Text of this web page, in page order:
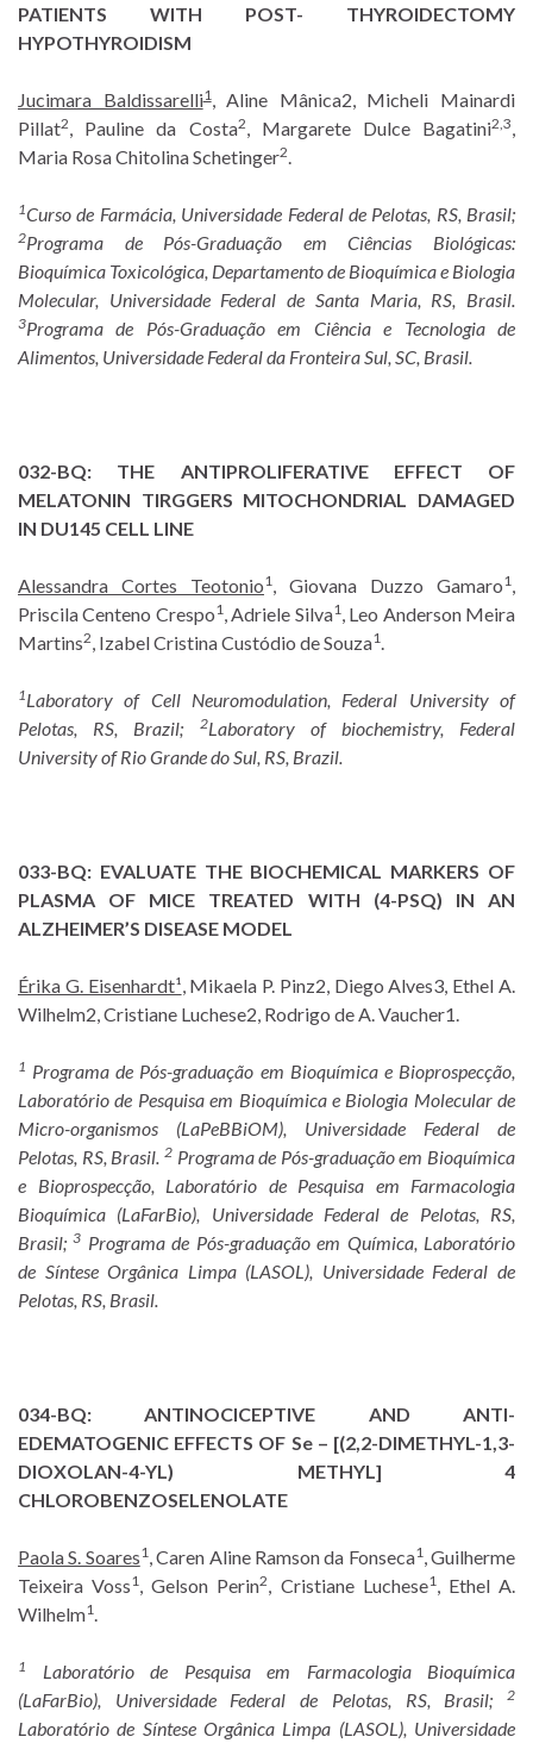
PATIENTS WITH POST- THYROIDECTOMY
HYPOTHYROIDISM
Jucimara Baldissarelli1, Aline Mânica2, Micheli Mainardi
Pillat2 , Pauline da Costa2 , Margarete Dulce Bagatini2,3
Maria Rosa Chitolina Schetinger2
1Curso de Farmácia, Universidade Federal de Pelotas, RS, Brasil;
2Programa de Pós-Graduação em Ciências Biológicas:
Bioquímica Toxicológica, Departamento de Bioquímica e Biologia
Molecular, Universidade Federal de Santa Maria, RS, Brasil.
3Programa de Pós-Graduação em Ciência e Tecnologia de
Alimentos, Universidade Federal da Fronteira Sul, SC, Brasil.
032-BQ:
THE ANTIPROLIFERATIVE EFFECT OF
MELATONIN TIRGGERS MITOCHONDRIAL DAMAGED
IN DU145 CELL LINE
Alessandra Cortes Teotonio1 , Giovana Duzzo Gamaro1
Priscila Centeno Crespo1, Adriele Silva1, Leo Anderson Meira
Martins2 , Izabel Cristina Custódio de Souza1
1Laboratory of Cell Neuromodulation, Federal University of
Pelotas, RS, Brazil;
2Laboratory of biochemistry, Federal
University of Rio Grande do Sul, RS, Brazil.
033-BQ: EVALUATE THE BIOCHEMICAL MARKERS OF
PLASMA OF MICE TREATED WITH (4-PSQ) IN AN
ALZHEIMER’S DISEASE MODEL
Érika G. Eisenhardt¹ , Mikaela P. Pinz2, Diego Alves3, Ethel A.
Wilhelm2, Cristiane Luchese2, Rodrigo de A. Vaucher1.
1 Programa de Pós-graduação em Bioquímica e Bioprospecção,
Laboratório de Pesquisa em Bioquímica e Biologia Molecular de
Micro-organismos (LaPeBBiOM), Universidade Federal de
Pelotas, RS, Brasil. 2Programa de Pós-graduação em Bioquímica
e Bioprospecção, Laboratório de Pesquisa em Farmacologia
Bioquímica (LaFarBio), Universidade Federal de Pelotas, RS,
Brasil;3 Programa de Pós-graduação em Química, Laboratório
de Síntese Orgânica Limpa (LASOL), Universidade Federal de
Pelotas, RS, Brasil.
034-BQ: ANTINOCICEPTIVE AND ANTI-
EDEMATOGENIC EFFECTS OF Se – [(2,2-DIMETHYL-1,3-
DIOXOLAN-4-YL) METHYL] 4
CHLOROBENZOSELENOLATE
Paola S. Soares1, Caren Aline Ramson da Fonseca1, Guilherme
Teixeira Voss1 , Gelson Perin2 , Cristiane Luchese1, Ethel A.
Wilhelm1
1
Laboratório de Pesquisa em Farmacologia Bioquímica
(LaFarBio), Universidade Federal de Pelotas, RS, Brasil;
2
Laboratório de Síntese Orgânica Limpa (LASOL), Universidade